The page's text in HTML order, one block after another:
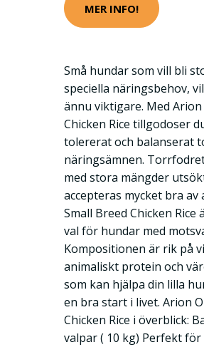
MER INFO!
Små hundar som vill bli
speciella näringsbehov,
ännu viktigare. Med
Chicken Rice tillgodoser
tolererat och balanserat
näringsämnen.
med stora mängder
accepteras mycket bra
Small Breed Chicken
val för hundar med
Kompositionen är rik på
animaliskt protein och
som kan hjälpa din lilla
en bra start i livet. Arion
Chicken Rice i överblick:
valpar ( 10 kg) Perfekt